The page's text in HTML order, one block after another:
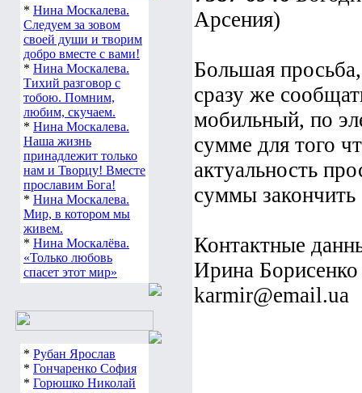
* Нина Москалева.
Следуем за зовом
своей души и творим
добро вместе с вами!
* Нина Москалева.
Тихий разговор с
тобою. Помним,
любим, скучаем.
* Нина Москалева.
Наша жизнь
принадлежит только
нам и Творцу! Вместе
прославим Бога!
* Нина Москалева.
Мир, в котором мы
живем.
* Нина Москалёва.
«Только любовь
спасет этот мир»
* Рубан Ярослав
* Гончаренко София
* Горюшко Николай
Арсения)
Большая
сразу же
мобильный, по
сумме для того
актуальность
суммы
Контактные
Ирина
karmir@email.ua